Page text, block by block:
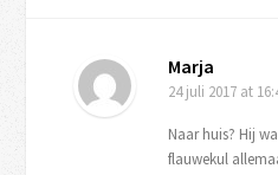
Marja
24 juli 2017 at
Naar huis? Hij
flauwekul